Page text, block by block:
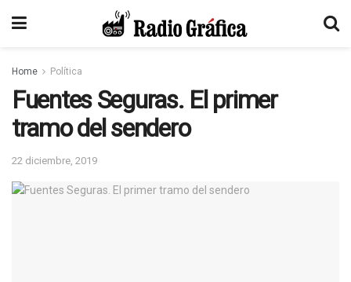
Home Política
Fuentes Seguras. El primer
tramo del sendero
22 diciembre, 2019